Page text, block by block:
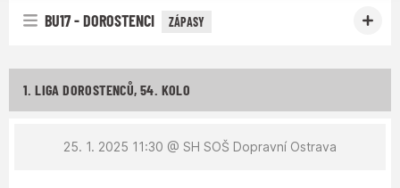
BU17 - DOROSTENCI ZÁPASY
1. LIGA DOROSTENCŮ, 54. KOLO
25. 1. 2025 11:30 @ SH SOŠ Dopravní Ostrava